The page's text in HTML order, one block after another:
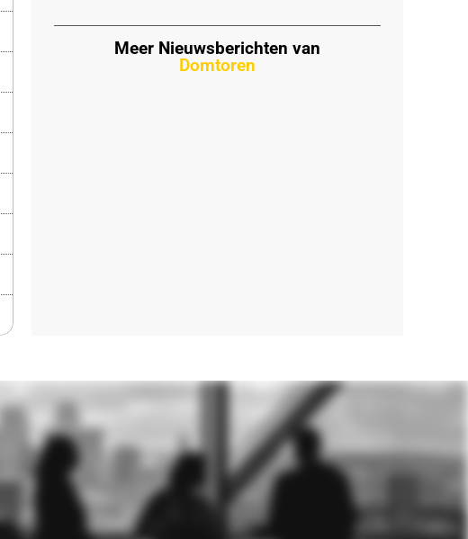
Meer Nieuwsberichten van
Domtoren